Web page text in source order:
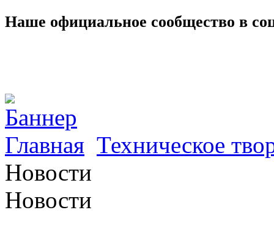
Наше официальное сообщество в
Главная Техническое
Новости
Новости